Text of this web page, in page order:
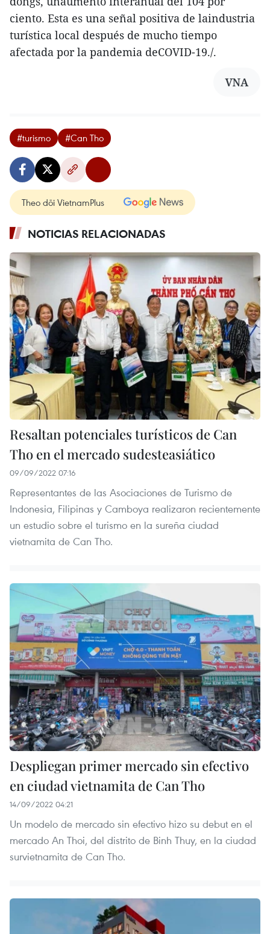
ciento. Esta es una señal positiva de laindustria
turística local después de mucho tiempo
afectada por la pandemia deCOVID-19./.
VNA
#turismo #Can Tho
Theo dõi VietnamPlus
NOTICIAS RELACIONADAS
Resaltan potenciales turísticos de Can
Tho en el mercado sudesteasiático
09/09/2022 07:16
Representantes de las Asociaciones de Turismo de
Indonesia, Filipinas y Camboya realizaron recientemente
un estudio sobre el turismo en la sureña ciudad
vietnamita de Can Tho.
Despliegan primer mercado sin efectivo
en ciudad vietnamita de Can Tho
14/09/2022 04:21
Un modelo de mercado sin efectivo hizo su debut en el
mercado An Thoi, del distrito de Binh Thuy, en la ciudad
survietnamita de Can Tho.